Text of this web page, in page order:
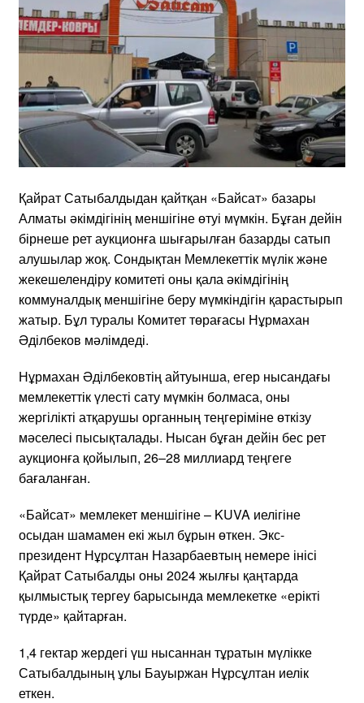
Қайрат Сатыбалдыдан қайтқан «Байсат» базары
Алматы әкімдігінің меншігіне өтуі мүмкін. Бұған дейін
бірнеше рет аукционға шығарылған базарды сатып
алушылар жоқ. Сондықтан Мемлекеттік мүлік және
жекешелендіру комитеті оны қала әкімдігінің
коммуналдық меншігіне беру мүмкіндігін қарастырып
жатыр. Бұл туралы Комитет төрағасы Нұрмахан
Әділбеков мәлімдеді.
Нұрмахан Әділбековтің айтуынша, егер нысандағы
мемлекеттік үлесті сату мүмкін болмаса, оны
жергілікті атқарушы органның теңгеріміне өткізу
мәселесі пысықталады. Нысан бұған дейін бес рет
аукционға қойылып, 26–28 миллиард теңгеге
бағаланған.
«Байсат» мемлекет меншігіне – KUVA иелігіне
осыдан шамамен екі жыл бұрын өткен. Экс-
президент Нұрсұлтан Назарбаевтың немере інісі
Қайрат Сатыбалды оны 2024 жылғы қаңтарда
қылмыстық тергеу барысында мемлекетке «ерікті
түрде» қайтарған.
1,4 гектар жердегі үш нысаннан тұратын мүлікке
Сатыбалдының ұлы Бауыржан Нұрсұлтан иелік
еткен.